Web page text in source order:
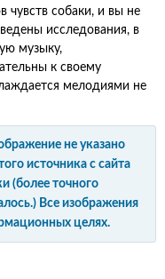
чувств собаки, и вы не
исследования, в
музыку,
к своему
мелодиями не
не указано
источника с сайта
(более точного
Все изображения
целях.